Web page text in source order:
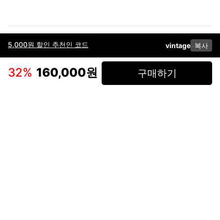
5,000원 할인 추천인 코드 vintage 복사
32% 160,000원 구매하기
이용약관고객센터판매개인정보 처리방침사업자 정보다운로드
인스타그램
페이스북